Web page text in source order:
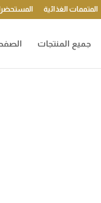
المتممات الغذائية
جميع المنتجات